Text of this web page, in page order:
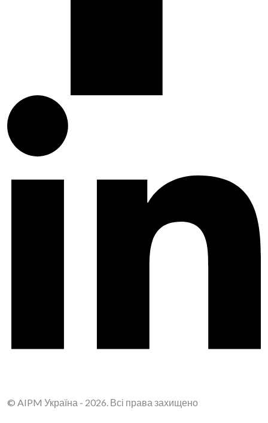
© AIPM Україна - 2026. Всі права захищено